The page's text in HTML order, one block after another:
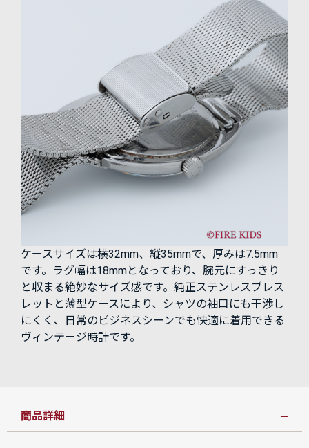
ケースサイズは横32mm、縦35mmで、厚みは7.5mm
です。ラグ幅は18mmとなっており、腕元にすっきり
と収まる絶妙なサイズ感です。純正ステンレスブレス
レットと薄型ケースにより、シャツの袖口にも干渉し
にくく、日常のビジネスシーンでも快適に着用できる
ヴィンテージ時計です。
商品詳細